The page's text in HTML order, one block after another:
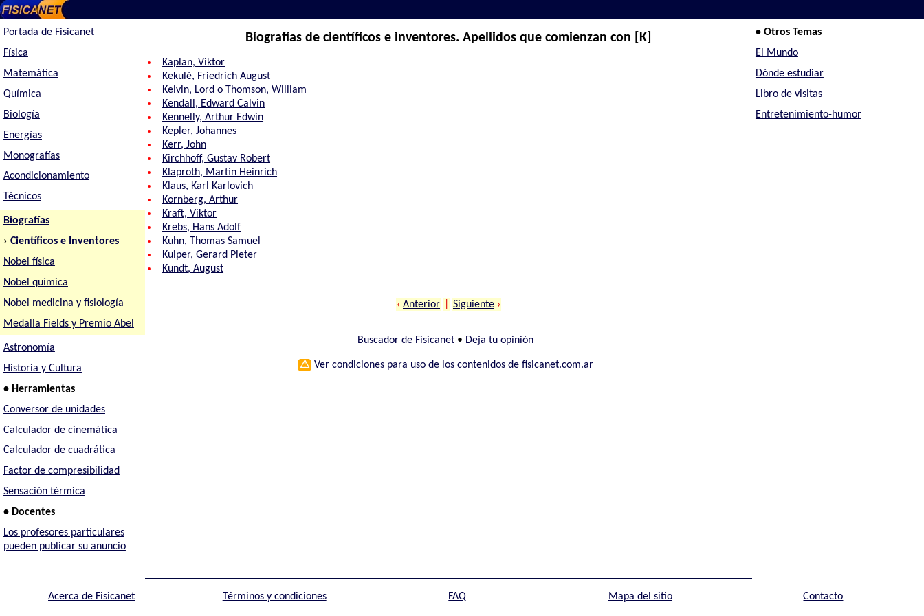
Portada de Fisicanet
Física
Matemática
Química
Biología
Energías
Monografías
Acondicionamiento
Técnicos
Biografías
› Científicos e Inventores
Nobel física
Nobel química
Nobel medicina y fisiología
Medalla Fields y Premio Abel
Astronomía
Historia y Cultura
• Herramientas
Conversor de unidades
Calculador de cinemática
Calculador de cuadrática
Factor de compresibilidad
Sensación térmica
• Docentes
Los profesores particulares
pueden publicar su anuncio
Biografías de científicos e inventores. Apellidos que comienzan con [K]
Kaplan, Viktor
Kekulé, Friedrich August
Kelvin, Lord o Thomson, William
Kendall, Edward Calvin
Kennelly, Arthur Edwin
Kepler, Johannes
Kerr, John
Kirchhoff, Gustav Robert
Klaproth, Martin Heinrich
Klaus, Karl Karlovich
Kornberg, Arthur
Kraft, Viktor
Krebs, Hans Adolf
Kuhn, Thomas Samuel
Kuiper, Gerard Pieter
Kundt, August
‹ Anterior Siguiente ›
Buscador de Fisicanet• Deja tu opinión
⚠ Ver condiciones para uso de los contenidos de fisicanet.com.ar
• Otros Temas
El Mundo
Dónde estudiar
Libro de visitas
Entretenimiento-humor
Acerca de Fisicanet Términos y condiciones FAQ Mapa del sitio Contacto